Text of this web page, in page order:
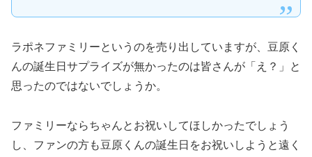
ラポネファミリーというのを売り出していますが、豆原く
んの誕生日サプライズが無かったのは皆さんが「え？」と
思ったのではないでしょうか。
ファミリーならちゃんとお祝いしてほしかったでしょう
し、ファンの方も豆原くんの誕生日をお祝いしようと遠く